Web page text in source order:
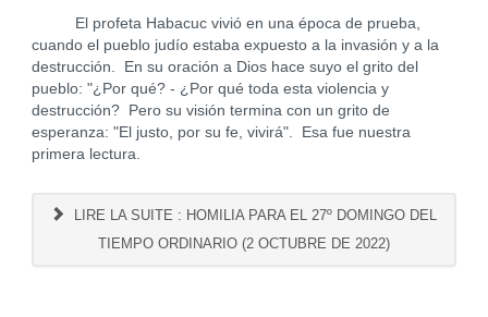
El profeta Habacuc vivió en una época de prueba,
cuando el pueblo judío estaba expuesto a la invasión y a la
destrucción. En su oración a Dios hace suyo el grito del
pueblo: "¿Por qué? - ¿Por qué toda esta violencia y
destrucción? Pero su visión termina con un grito de
esperanza: "El justo, por su fe, vivirá". Esa fue nuestra
primera lectura.
LIRE LA SUITE : HOMILIA PARA EL 27º DOMINGO DEL
TIEMPO ORDINARIO (2 OCTUBRE DE 2022)